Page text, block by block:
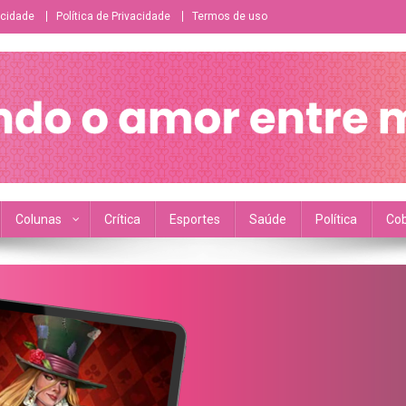
Política de Privacidade Termos de uso
bissexual/sáfico
Colunas Crítica Esportes Saúde Política